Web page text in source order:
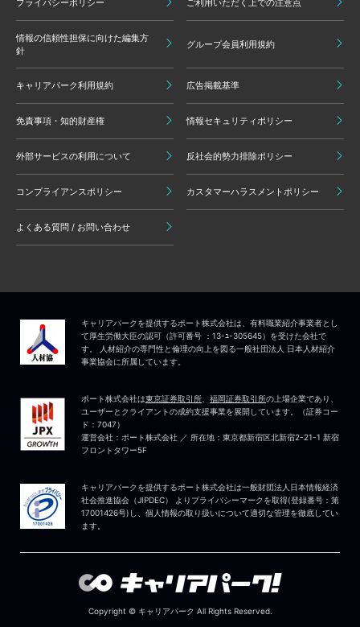
プライバシーポリシー ご利用いただく上での注意点
情報の信頼性担保に向けた編集方
針
グループ会員利用規約
キャリアパーク利用規約 広告掲載基準
免責事項・知的財産権 情報セキュリティポリシー
外部サービスの利用について 反社会的勢力排除ポリシー
コンプライアンスポリシー カスタマーハラスメントポリシー
よくある質問 / お問い合わせ